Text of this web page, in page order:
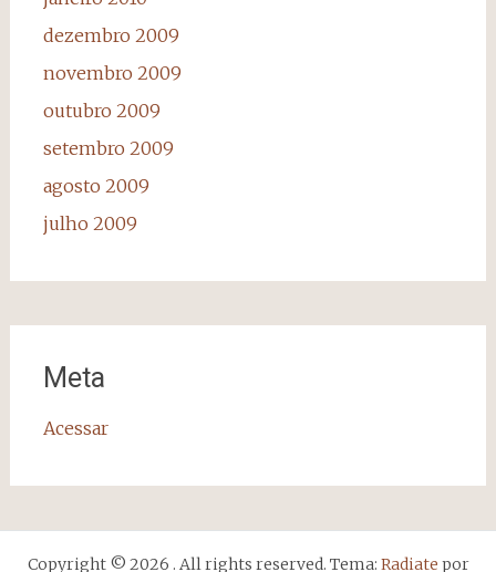
dezembro 2009
novembro 2009
outubro 2009
setembro 2009
agosto 2009
julho 2009
Meta
Acessar
Copyright © 2026 . All rights reserved. Tema: Radiate por